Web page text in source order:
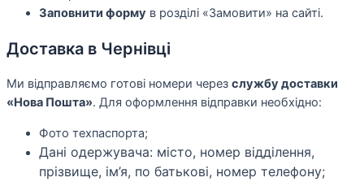
Заповнити форму в розділі «Замовити» на сайті.
Доставка в Чернівці
Ми відправляємо готові номери через службу доставки
«Нова Пошта». Для оформлення відправки необхідно:
Фото техпаспорта;
Дані одержувача: місто, номер відділення,
прізвище, ім’я, по батькові, номер телефону;